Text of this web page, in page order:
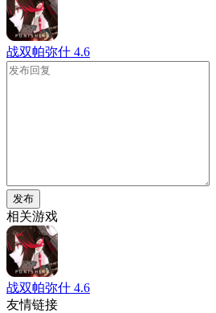
战双帕弥什 4.6
发布
相关游戏
战双帕弥什 4.6
友情链接